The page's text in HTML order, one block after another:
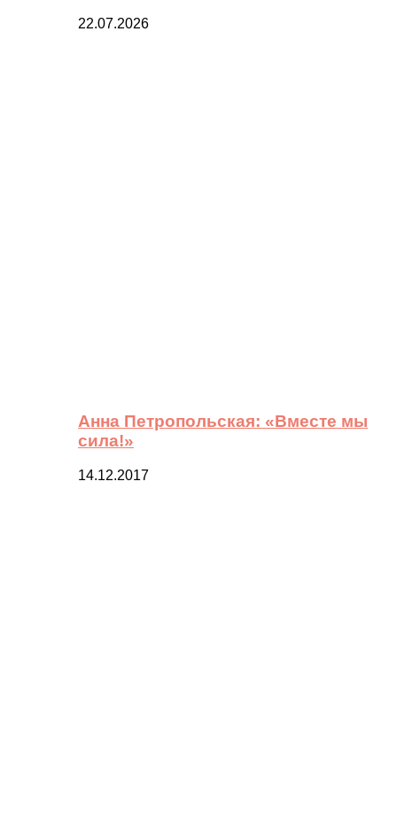
22.07.2026
Анна Петропольская: «Вместе мы
сила!»
14.12.2017